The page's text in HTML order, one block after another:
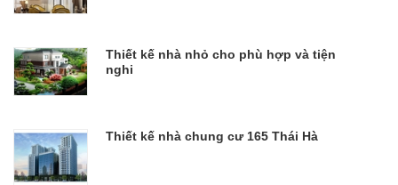
Thiết kế nhà nhỏ cho phù hợp và tiện
nghi
Thiết kế nhà chung cư 165 Thái Hà